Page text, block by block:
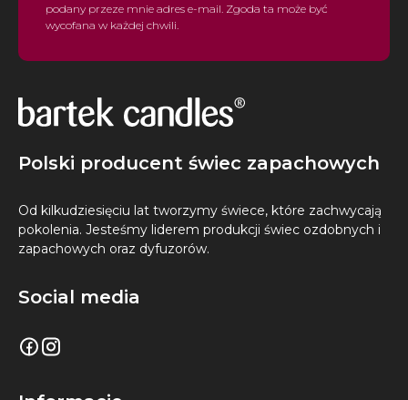
podany przeze mnie adres e-mail. Zgoda ta może być
wycofana w każdej chwili.
Polski producent świec zapachowych
Od kilkudziesięciu lat tworzymy świece, które zachwycają
pokolenia. Jesteśmy liderem produkcji świec ozdobnych i
zapachowych oraz dyfuzorów.
Social media